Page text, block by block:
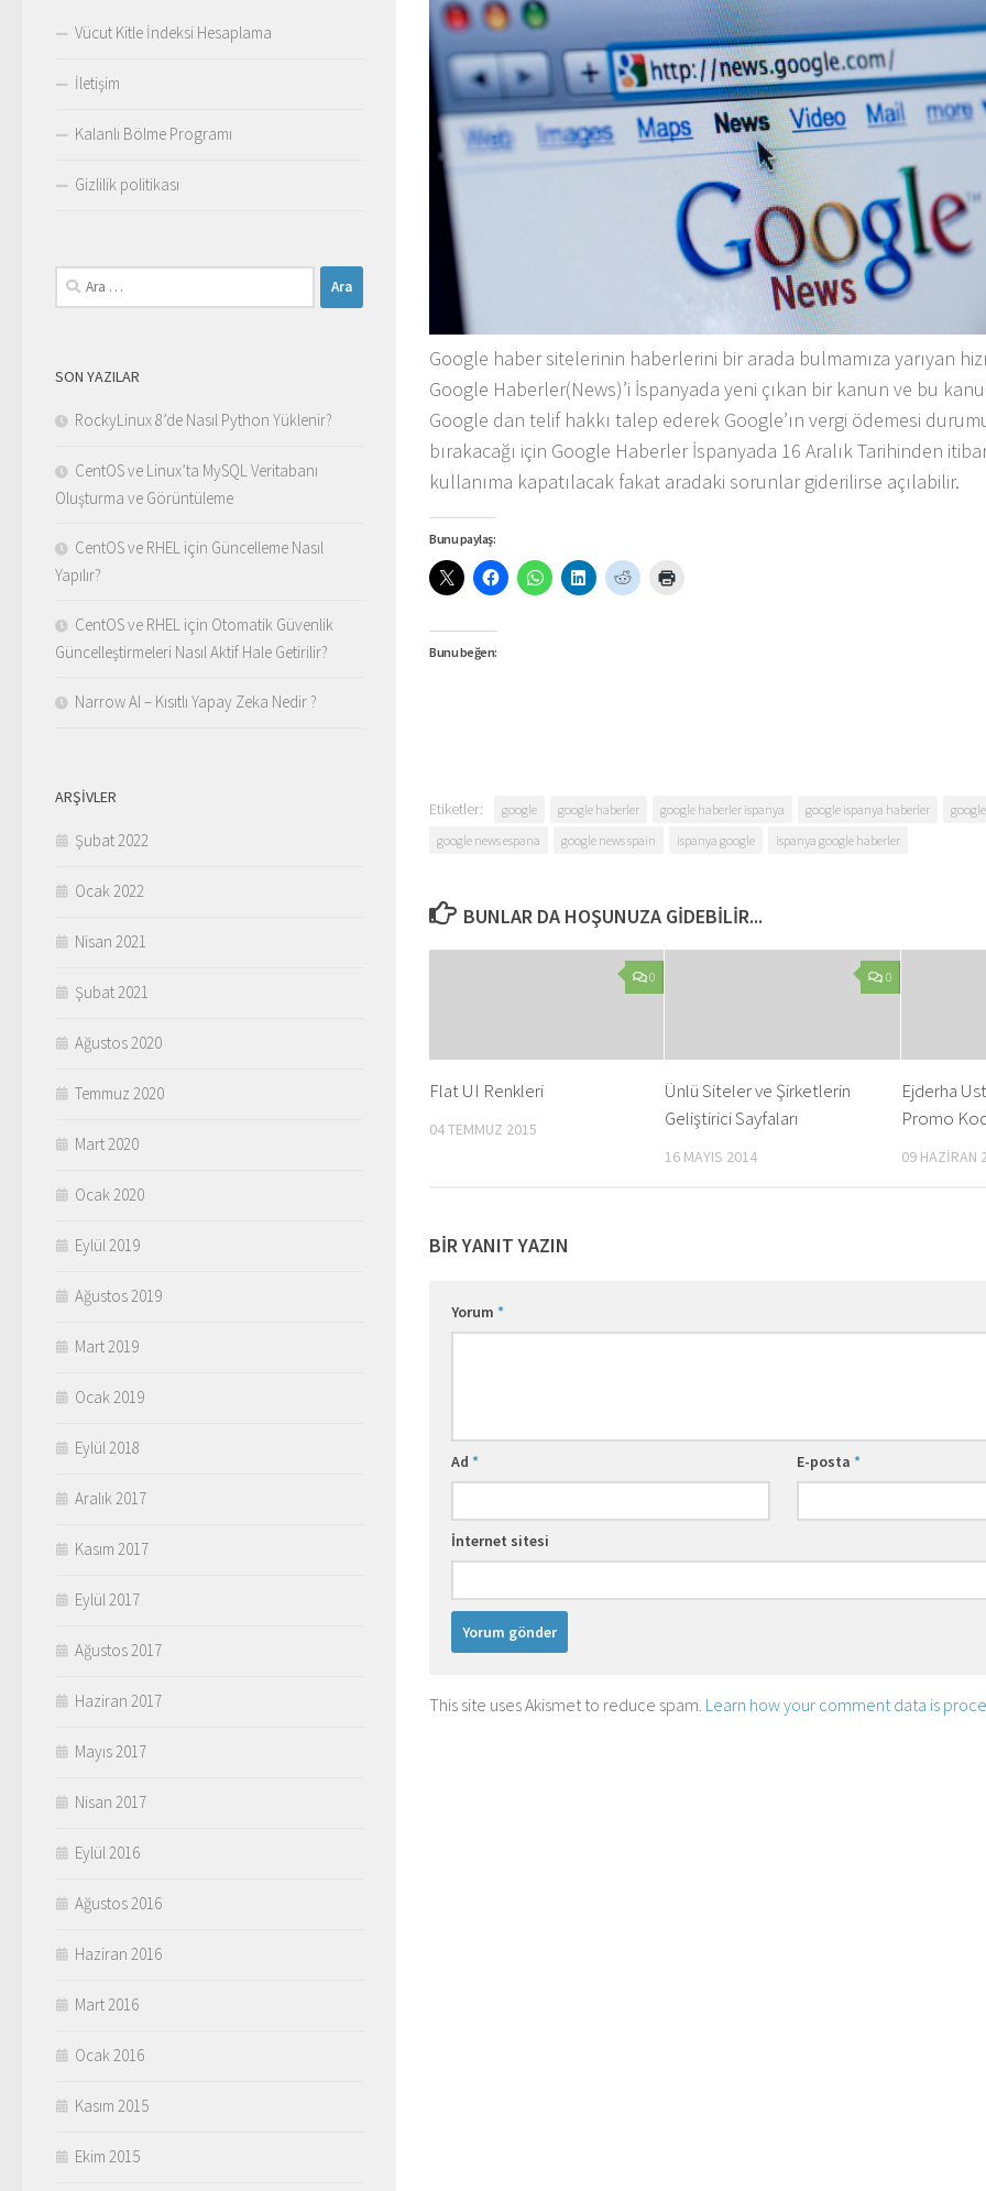
Google haber sitelerinin haberlerini bir arada bulmamıza yarıyan
Google Haberler(News)’i İspanyada yeni çıkan bir kanun ve bu
Google dan telif hakkı talep ederek Google’ın vergi ödemesi
bırakacağı için Google Haberler İspanyada 16 Aralık Tarihinden
kullanıma kapatılacak fakat aradaki sorunlar giderilirse açılabilir.
Bunu paylaş:
Bunu beğen:
Etiketler: google google haberler google haberler ispanya google ispanya haberler
google news espana
google news spain ispanya google ispanya google haberler
BUNLAR DA HOŞUNUZA GIDEBILIR...
0
Flat UI Renkleri
04 TEMMUZ 2015
0
Ünlü Siteler ve Şirketlerin
Geliştirici Sayfaları
16 MAYIS 2014
Ejderha
Promo
09 HAZIRAN
BIR YANIT YAZIN
Yorum *
Ad * E-posta*
İnternet sitesi
This site uses Akismet to reduce spam. Learn how your comment data is
Vücut Kitle İndeksi Hesaplama
İletişim
Kalanlı Bölme Programı
Gizlilik politikası
Arama:
SON YAZILAR
RockyLinux 8’de Nasıl Python Yüklenir?
CentOS ve Linux’ta MySQL Veritabanı
Oluşturma ve Görüntüleme
CentOS ve RHEL için Güncelleme Nasıl
Yapılır?
CentOS ve RHEL için Otomatik Güvenlik
Güncelleştirmeleri Nasıl Aktif Hale Getirilir?
Narrow AI – Kısıtlı Yapay Zeka Nedir ?
ARŞIVLER
Şubat 2022
Ocak 2022
Nisan 2021
Şubat 2021
Ağustos 2020
Temmuz 2020
Mart 2020
Ocak 2020
Eylül 2019
Ağustos 2019
Mart 2019
Ocak 2019
Eylül 2018
Aralık 2017
Kasım 2017
Eylül 2017
Ağustos 2017
Haziran 2017
Mayıs 2017
Nisan 2017
Eylül 2016
Ağustos 2016
Haziran 2016
Mart 2016
Ocak 2016
Kasım 2015
Ekim 2015